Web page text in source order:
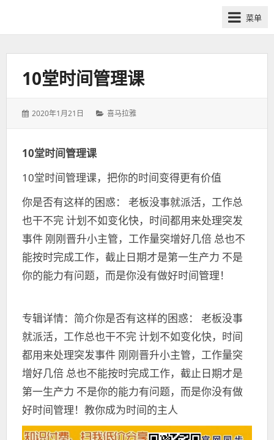
筹
菜单
10堂时间管理课
发
2020年1月21日
分
喜马拉雅
10堂时间管理课
10堂时间管理课，把你的时间变得更有价值
你是否有这样的困惑： 老板没事就派活，工作总
也干不完 计划不如变化快，时间都用来处理突发
事件 刚刚晋升小主管，工作量突增好几倍 总也不
能按时完成工作，截止日期才是第一生产力 不是
你的能力有问题，而是你没有做好时间管理！
专辑详情：简介你是否有这样的困惑： 老板没事
就派活，工作总也干不完 计划不如变化快，时间
都用来处理突发事件 刚刚晋升小主管，工作量突
增好几倍 总也不能按时完成工作，截止日期才是
第一生产力 不是你的能力有问题，而是你没有做
好时间管理！教你成为时间的主人